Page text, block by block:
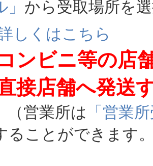
」 から受取場所を
しくはこちら
ンビニ等の店
接店舗へ発送
営業所は 「営業
ることができます